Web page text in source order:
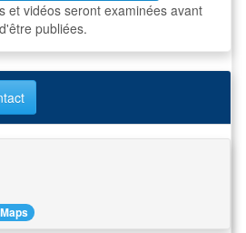
et vidéos seront examinées avant
d'être publiées.
Maps